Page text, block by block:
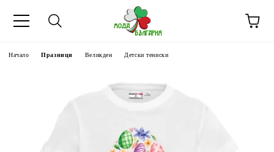
Начало Празници Великден Детски тениски